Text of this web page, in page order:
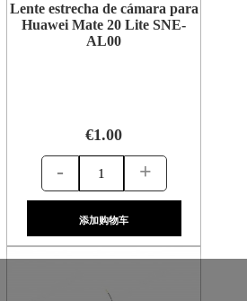
Lente estrecha de cámara para
Huawei Mate 20 Lite SNE-
AL00
€1.00
- +
添加购物车